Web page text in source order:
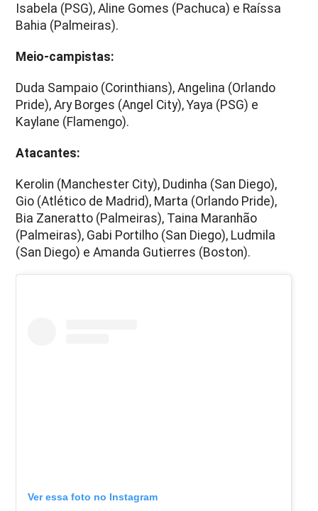
Isabela (PSG), Aline Gomes (Pachuca) e Raíssa
Bahia (Palmeiras).
Meio-campistas:
Duda Sampaio (Corinthians), Angelina (Orlando
Pride), Ary Borges (Angel City), Yaya (PSG) e
Kaylane (Flamengo).
Atacantes:
Kerolin (Manchester City), Dudinha (San Diego),
Gio (Atlético de Madrid), Marta (Orlando Pride),
Bia Zaneratto (Palmeiras), Taina Maranhão
(Palmeiras), Gabi Portilho (San Diego), Ludmila
(San Diego) e Amanda Gutierres (Boston).
Ver essa foto no Instagram